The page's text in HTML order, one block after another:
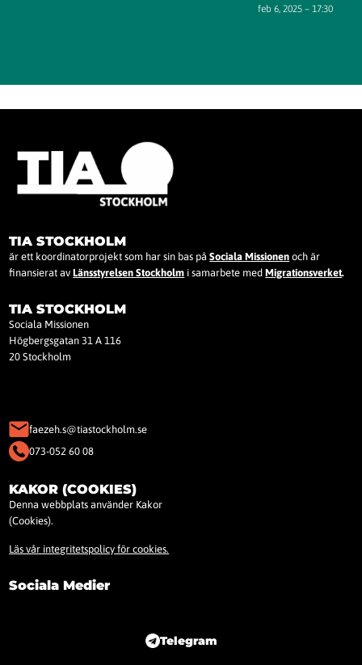
feb 6, 2025 – 17:30
TIA STOCKHOLM
är ett koordinatorprojekt som har sin bas påSociala Missionen och är
finansierat avLänsstyrelsen Stockholm i samarbete medMigrationsverket.
TIA STOCKHOLM
Sociala Missionen
Högbergsgatan 31 A 116
20 Stockholm
faezeh.s@tiastockholm.se
073-052 60 08
KAKOR (COOKIES)
Denna webbplats använder Kakor
(Cookies).
Läs vår integritetspolicy för cookies.
Sociala Medier
Telegram